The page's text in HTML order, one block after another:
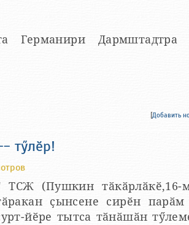
Германири Дармштадтра
[Добавить
тӳлӗр!
ТСЖ (Пушкин тӑкӑрлӑкӗ,16-
ҫынсене сирӗн
йӗре тытса тӑнӑшӑн